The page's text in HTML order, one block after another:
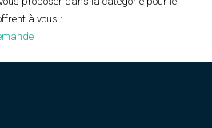
VENDUS
à vous :